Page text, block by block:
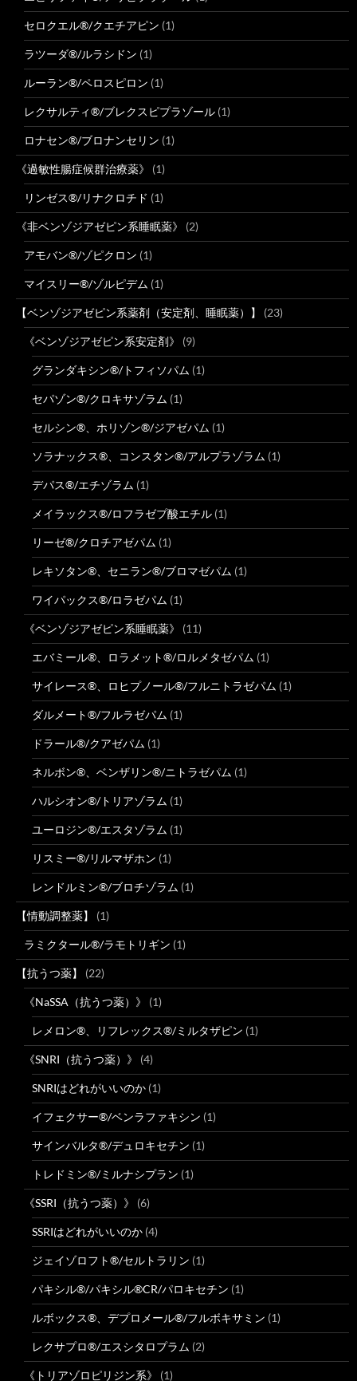
セロクエル®/クエチアピン (1)
ラツーダ®/ルラシドン (1)
ルーラン®/ペロスピロン (1)
レクサルティ®/ブレクスピプラゾール (1)
ロナセン®/ブロナンセリン (1)
《過敏性腸症候群治療薬》 (1)
リンゼス®/リナクロチド (1)
《非ベンゾジアゼピン系睡眠薬》 (2)
アモバン®/ゾピクロン (1)
マイスリー®/ゾルピデム (1)
【ベンゾジアゼピン系薬剤（安定剤、睡眠薬）】 (23)
《ベンゾジアゼピン系安定剤》 (9)
グランダキシン®/トフィソパム (1)
セパゾン®/クロキサゾラム (1)
セルシン®、ホリゾン®/ジアゼパム (1)
ソラナックス®、コンスタン®/アルプラゾラム (1)
デパス®/エチゾラム (1)
メイラックス®/ロフラゼプ酸エチル (1)
リーゼ®/クロチアゼパム (1)
レキソタン®、セニラン®/ブロマゼパム (1)
ワイパックス®/ロラゼパム (1)
《ベンゾジアゼピン系睡眠薬》 (11)
エバミール®、ロラメット®/ロルメタゼパム (1)
サイレース®、ロヒプノール®/フルニトラゼパム (1)
ダルメート®/フルラゼパム (1)
ドラール®/クアゼパム (1)
ネルボン®、ベンザリン®/ニトラゼパム (1)
ハルシオン®/トリアゾラム (1)
ユーロジン®/エスタゾラム (1)
リスミー®/リルマザホン (1)
レンドルミン®/ブロチゾラム (1)
【情動調整薬】 (1)
ラミクタール®/ラモトリギン (1)
【抗うつ薬】 (22)
《NaSSA（抗うつ薬）》 (1)
レメロン®、リフレックス®/ミルタザピン (1)
《SNRI（抗うつ薬）》 (4)
SNRIはどれがいいのか (1)
イフェクサー®/ベンラファキシン (1)
サインバルタ®/デュロキセチン (1)
トレドミン®/ミルナシプラン (1)
《SSRI（抗うつ薬）》 (6)
SSRIはどれがいいのか (4)
ジェイゾロフト®/セルトラリン (1)
パキシル®/パキシル®CR/パロキセチン (1)
ルボックス®、デプロメール®/フルボキサミン (1)
レクサプロ®/エスシタロプラム (2)
《トリアゾロピリジン系》 (1)